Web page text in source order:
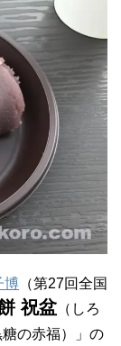
博 （第27回全国
祝盆 （しろ
糖の赤福）」の